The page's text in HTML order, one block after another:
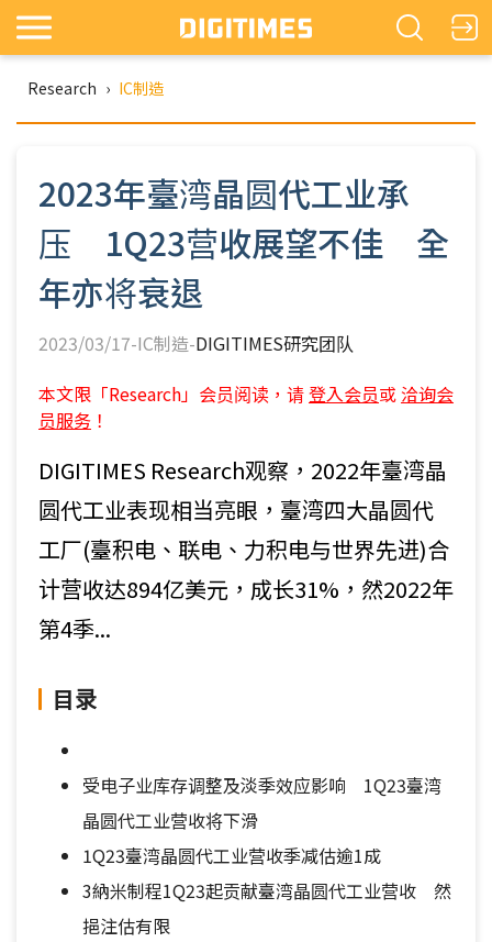
Research › IC制造
2023年臺湾晶圆代工业承
压 1Q23营收展望不佳 全
年亦将衰退
2023/03/17-IC制造-DIGITIMES研究团队
本文限「Research」会员阅读，请登入会员或 洽询会
员服务 ！
DIGITIMES Research观察，2022年臺湾晶
圆代工业表现相当亮眼，臺湾四大晶圆代
工厂(臺积电、联电、力积电与世界先进)合
计营收达894亿美元，成长31%，然2022年
第4季...
目录
受电子业库存调整及淡季效应影响 1Q23臺湾
晶圆代工业营收将下滑
1Q23臺湾晶圆代工业营收季减估逾1成
3納米制程1Q23起贡献臺湾晶圆代工业营收 然
挹注估有限